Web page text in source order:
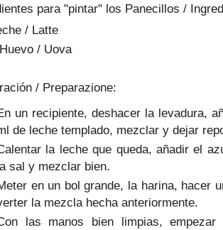
para "pintar" los Panecillos /
/ Latte
/ Uova
/ Preparazione:
un recipiente, deshacer la levadura,
de leche templado, mezclar y dejar
la leche que queda, añadir el
sal y mezclar bien.
en un bol grande, la harina, hacer
la mezcla hecha anteriormente.
las manos bien limpias,